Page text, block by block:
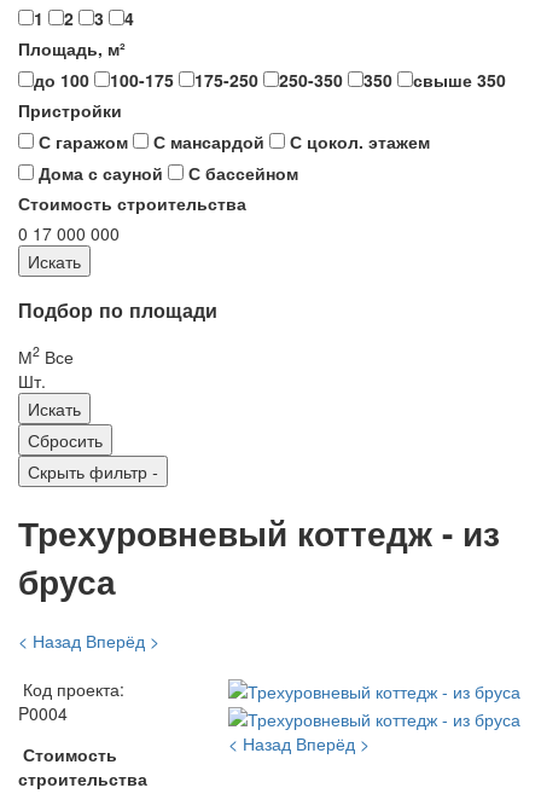
1
2 3
4
Площадь, м²
до 100
100-175 175-250 250-350 350
свыше 350
Пристройки
С гаражом
С мансардой
С цокол. этажем
Дома с сауной
С бассейном
Стоимость строительства
0 17 000 000
Подбор по площади
М2 Все
Шт.
Скрыть фильтр -
Трехуровневый коттедж - из
бруса
< Назад Вперёд >
Код проекта:
P0004
Стоимость
строительства
< Назад Вперёд >